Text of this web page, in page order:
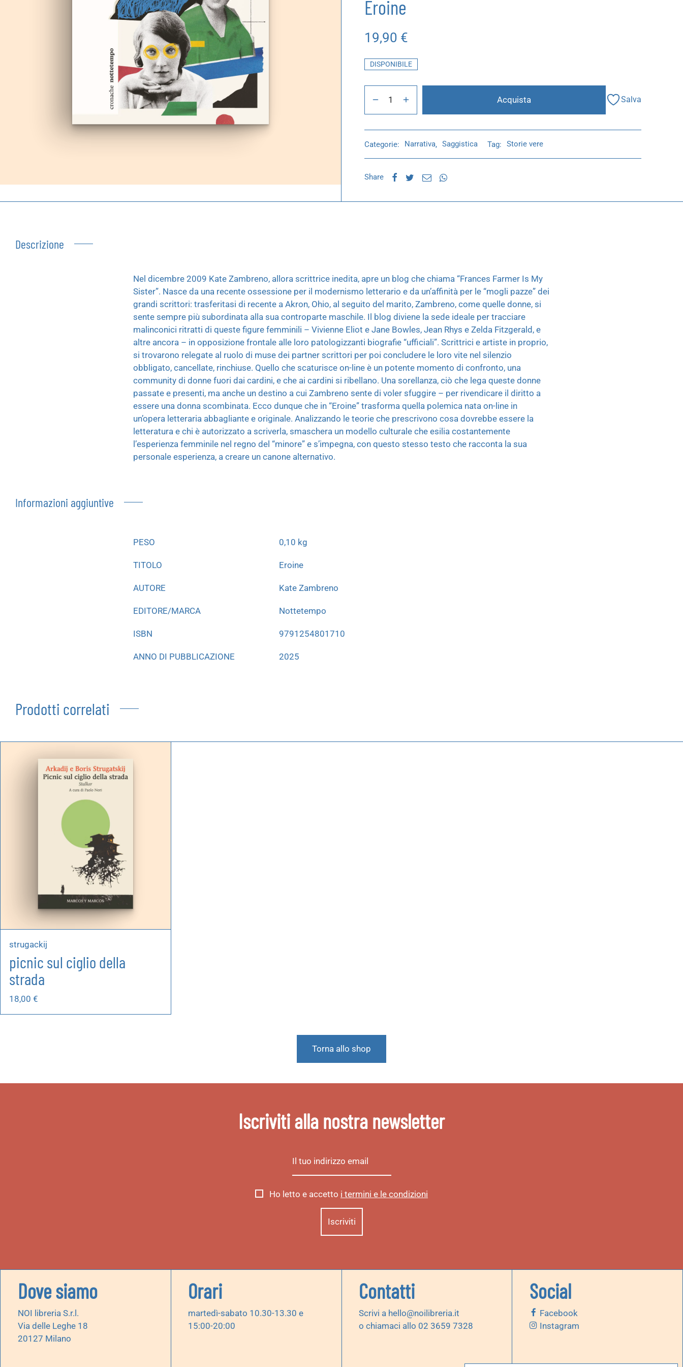
Eroine
19,90 €
DISPONIBILE
Acquista Salva
Categorie: Narrativa, Saggistica Tag: Storie vere
Share
Descrizione
Nel dicembre 2009 Kate Zambreno, allora scrittrice inedita, apre un blog che chiama “Frances Farmer Is My
Sister”. Nasce da una recente ossessione per il modernismo letterario e da un’affinità per le “mogli pazze” dei
grandi scrittori: trasferitasi di recente a Akron, Ohio, al seguito del marito, Zambreno, come quelle donne, si
sente sempre più subordinata alla sua controparte maschile. Il blog diviene la sede ideale per tracciare
malinconici ritratti di queste figure femminili – Vivienne Eliot e Jane Bowles, Jean Rhys e Zelda Fitzgerald, e
altre ancora – in opposizione frontale alle loro patologizzanti biografie “ufficiali”. Scrittrici e artiste in proprio,
si trovarono relegate al ruolo di muse dei partner scrittori per poi concludere le loro vite nel silenzio
obbligato, cancellate, rinchiuse. Quello che scaturisce on-line è un potente momento di confronto, una
community di donne fuori dai cardini, e che ai cardini si ribellano. Una sorellanza, ciò che lega queste donne
passate e presenti, ma anche un destino a cui Zambreno sente di voler sfuggire – per rivendicare il diritto a
essere una donna scombinata. Ecco dunque che in “Eroine” trasforma quella polemica nata on-line in
un’opera letteraria abbagliante e originale. Analizzando le teorie che prescrivono cosa dovrebbe essere la
letteratura e chi è autorizzato a scriverla, smaschera un modello culturale che esilia costantemente
l’esperienza femminile nel regno del “minore” e s’impegna, con questo stesso testo che racconta la sua
personale esperienza, a creare un canone alternativo.
Informazioni aggiuntive
PESO 0,10 kg
TITOLO Eroine
AUTORE Kate Zambreno
EDITORE/MARCA Nottetempo
ISBN 9791254801710
ANNO DI PUBBLICAZIONE 2025
Prodotti correlati
strugackij
picnic sul ciglio della
strada
18,00 €
Torna allo shop
Iscriviti alla nostra newsletter
Ho letto e accetto i termini e le condizioni
Dove siamo
NOI libreria S.r.l.
Via delle Leghe 18
20127 Milano
Orari
martedì-sabato 10.30-13.30 e
15:00-20:00
Contatti
Scrivi a hello@noilibreria.it
o chiamaci allo 02 3659 7328
Social
Facebook
Instagram